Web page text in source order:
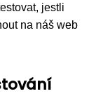
jestli
na náš web